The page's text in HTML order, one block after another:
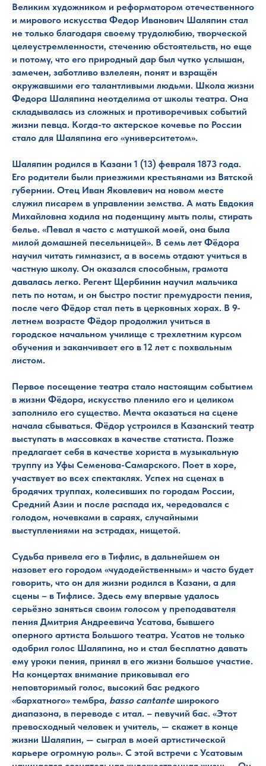
Великим художником и реформатором отечественного
и мирового искусства Федор Иванович Шаляпин стал
не только благодаря своему трудолюбию, творческой
целеустремленности, стечению обстоятельств, но еще
и потому, что его природный дар был чутко услышан,
замечен, заботливо взлелеян, понят и взращён
окружавшими его талантливыми людьми. Школа жизни
Федора Шаляпина неотделима от школы театра. Она
складывалась из сложных и противоречивых событий
жизни певца. Когда-то актерское кочевье по России
стало для Шаляпина его «университетом».
Шаляпин родился в Казани 1 (13) февраля 1873 года.
Его родители были приезжими крестьянами из Вятской
губернии. Отец Иван Яковлевич на новом месте
служил писарем в управлении земства. А мать Евдокия
Михайловна ходила на поденщину мыть полы, стирать
белье. «Певал я часто с матушкой моей, она была
милой домашней песельницей». В семь лет Фёдора
научил читать гимназист, а в восемь отдают учиться в
частную школу. Он оказался способным, грамота
давалась легко. Регент Щербинин научил мальчика
петь по нотам, и он быстро постиг премудрости пения,
после чего Фёдор стал петь в церковных хорах. В 9-
летнем возрасте Фёдор продолжил учиться в
городское начальном училище с трехлетним курсом
обучения и заканчивает его в 12 лет с похвальным
листом.
Первое посещение театра стало настоящим событием
в жизни Фёдора, искусство пленило его и целиком
заполнило его существо. Мечта оказаться на сцене
начала сбываться. Фёдор устроился в Казанский театр
выступать в массовках в качестве статиста. Позже
предлагает себя в качестве хориста в музыкальную
труппу из Уфы Семенова-Самарского. Поет в хоре,
участвует во всех спектаклях. Успех на сценах в
бродячих труппах, колесивших по городам России,
Средний Азии и после распада их, чередовался с
голодом, ночевками в сараях, случайными
выступлениями на эстрадах, нищетой.
Судьба привела его в Тифлис, в дальнейшем он
назовет его городом «чудодейственным» и часто будет
говорить, что он для жизни родился в Казани, а для
сцены – в Тифлисе. Здесь ему впервые удалось
серьёзно заняться своим голосом у преподавателя
пения Дмитрия Андреевича Усатова, бывшего
оперного артиста Большого театра. Усатов не только
одобрил голос Шаляпина, но и стал бесплатно давать
ему уроки пения, принял в его жизни большое участие.
На концертах внимание приковывал его
неповторимый голос, высокий бас редкого
«бархатного» тембра, basso cantante широкого
диапазона, в переводе с итал. – певучий бас. «Этот
превосходный человек и учитель, — скажет в конце
жизни Шаляпин, — сыграл в моей артистической
карьере огромную роль». С этой встречи с Усатовым